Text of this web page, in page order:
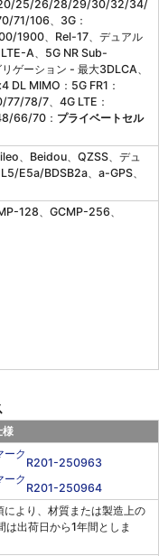
25/26/28/29/30/32/34/
106、3G：
1900、Rel-17、デュアル
A、5G NR Sub-
ゲーション - 最大3DLCA、
DL MIMO：5G FR1：
78/7、4G LTE：
66/70： プライベートセル
、Beidou、QZSS、デュ
E5a/BDSB2a、a-GPS、
128、GCMP-256、
様
R201-250963
R201-250964
より、材質または製造上の
出荷日から1年間としま